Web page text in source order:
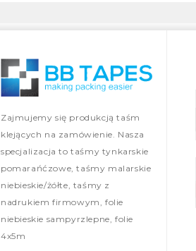
Zajmujemy się produkcją taśm
klejących na zamówienie. Nasza
specjalizacja to taśmy tynkarskie
pomarańćzowe, taśmy malarskie
niebieskie/żółte, taśmy z
nadrukiem firmowym, folie
niebieskie sampyrzlepne, folie
4x5m